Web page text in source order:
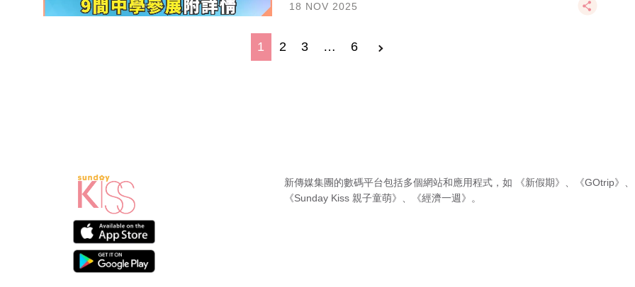
18 NOV 2025
1 2 3 … 6
新傳媒集團的數碼平台包括多個網站和應用程式，如 《新假期》 《GOtrip》
《Sunday Kiss 親子童萌》
《經濟一週》 。